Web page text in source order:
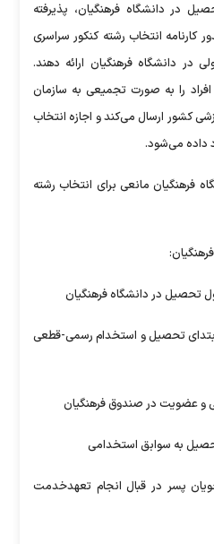
در دانشگاه فرهنگیان، پذیرفته
انتخاب رشته کنکور سراسری
در دانشگاه فرهنگیان ارائه دهند.
را به صورت تجمیعی به سازمان
کشور ارسال می‌کند و اجازه انتخاب
داده می‌شود.
فرهنگیان مانعی برای انتخاب رشته
تحصیل در دانشگاه فرهنگیان
تحصیل و استخدام رسمی-قطعی
و عضویت در صندوق فرهنگیان
به سوابق استخدامی
پسر در قبال انجام تعهدخدمت